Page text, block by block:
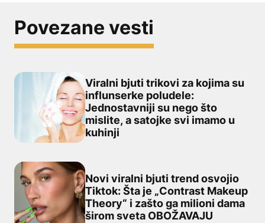
Povezane vesti
Viralni bjuti trikovi za kojima su influnserke poludele:
Viralni bjuti trikovi za kojima su
influnserke poludele:
Jednostavniji su nego što
mislite, a satojke svi imamo u
kuhinji
Novi viralni bjuti trend osvojio Tiktok: Šta je „Contrast
Novi viralni bjuti trend osvojio
Tiktok: Šta je „Contrast Makeup
Theory“ i zašto ga milioni dama
širom sveta OBOŽAVAJU